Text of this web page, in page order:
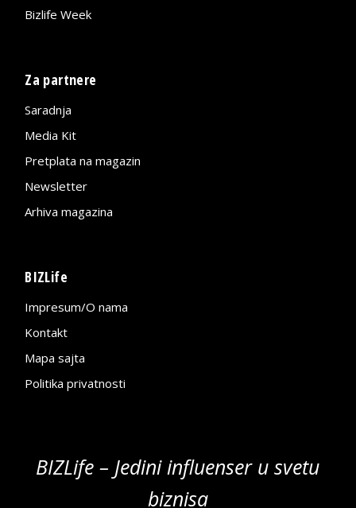
Bizlife Week
Za partnere
Saradnja
Media Kit
Pretplata na magazin
Newsletter
Arhiva magazina
BIZLife
Impresum/O nama
Kontakt
Mapa sajta
Politika privatnosti
BIZLife – Jedini influenser u svetu
biznisa